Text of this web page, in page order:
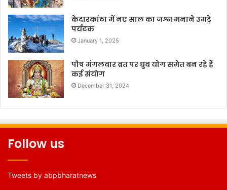
केदारकांठा में नए साल का जश्न मनाने उमड़े
पर्यटक
January 1, 2025
पौष मंगलवार व्रत पर ध्रुव योग समेत बन रहे हैं
कई संयोग
December 31, 2024
Follow us
Tweets by abpbharatnews